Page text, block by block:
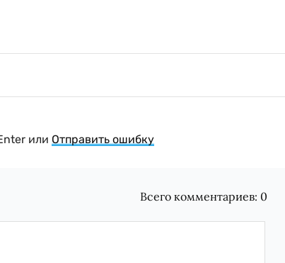
или Отправить ошибку
Всего комментариев: 0